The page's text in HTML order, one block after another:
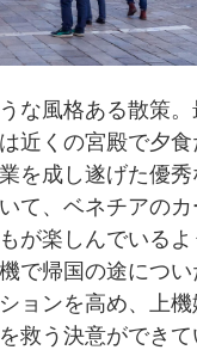
な風格ある散策
近くの宮殿で夕
を成し遂げた優
て、ベネチアの
が楽しんでいる
で帰国の途につ
ョンを高め、上
救う決意ができ